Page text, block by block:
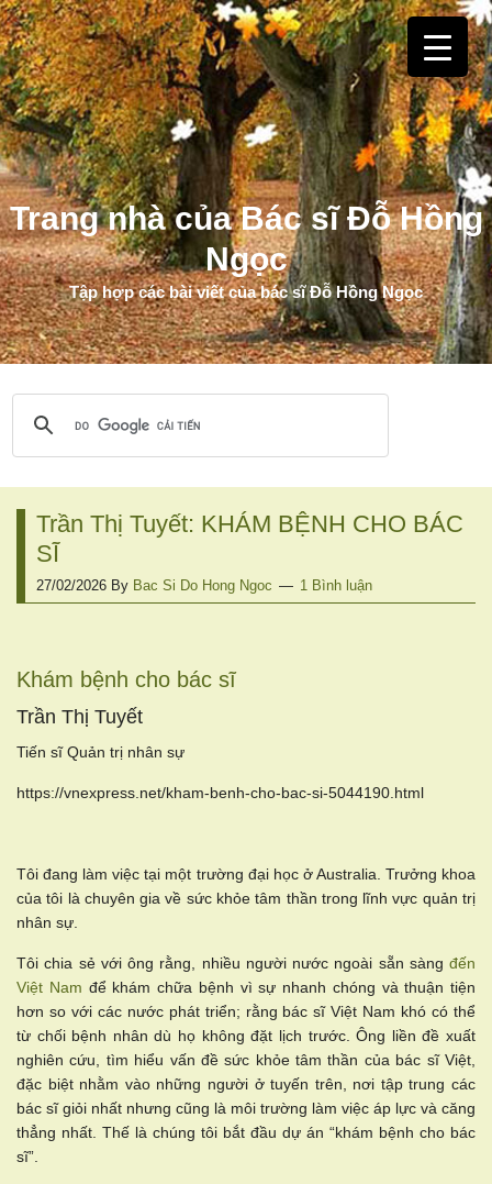
Trang nhà của Bác sĩ Đỗ Hồng
Ngọc
Tập hợp các bài viết của bác sĩ Đỗ Hồng Ngọc
Trần Thị Tuyết: KHÁM BỆNH CHO BÁC
SĨ
27/02/2026 By Bac Si Do Hong Ngoc 1 Bình luận
Khám bệnh cho bác sĩ
Trần Thị Tuyết
Tiến sĩ Quản trị nhân sự
https://vnexpress.net/kham-benh-cho-bac-si-5044190.html
Tôi đang làm việc tại một trường đại học ở Australia. Trưởng khoa
của tôi là chuyên gia về sức khỏe tâm thần trong lĩnh vực quản trị
nhân sự.
Tôi chia sẻ với ông rằng, nhiều người nước ngoài sẵn sàng đến
Việt Nam để khám chữa bệnh vì sự nhanh chóng và thuận tiện
hơn so với các nước phát triển; rằng bác sĩ Việt Nam khó có thể
từ chối bệnh nhân dù họ không đặt lịch trước. Ông liền đề xuất
nghiên cứu, tìm hiểu vấn đề sức khỏe tâm thần của bác sĩ Việt,
đặc biệt nhằm vào những người ở tuyến trên, nơi tập trung các
bác sĩ giỏi nhất nhưng cũng là môi trường làm việc áp lực và căng
thẳng nhất. Thế là chúng tôi bắt đầu dự án “khám bệnh cho bác
sĩ”.